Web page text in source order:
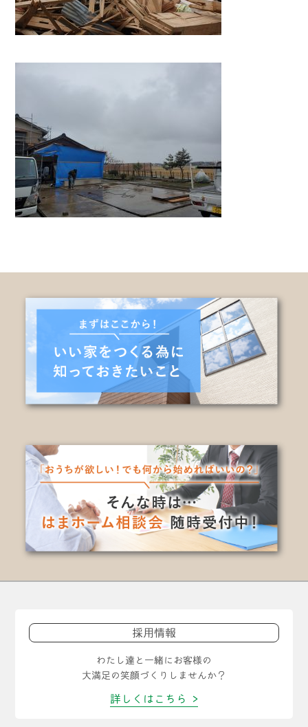
採用情報
わたし達と一緒にお客様の
大満足の笑顔づくりしませんか？
詳しくはこちら >